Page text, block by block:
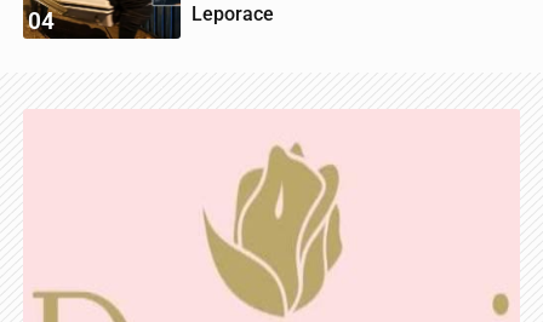
04
Leporace